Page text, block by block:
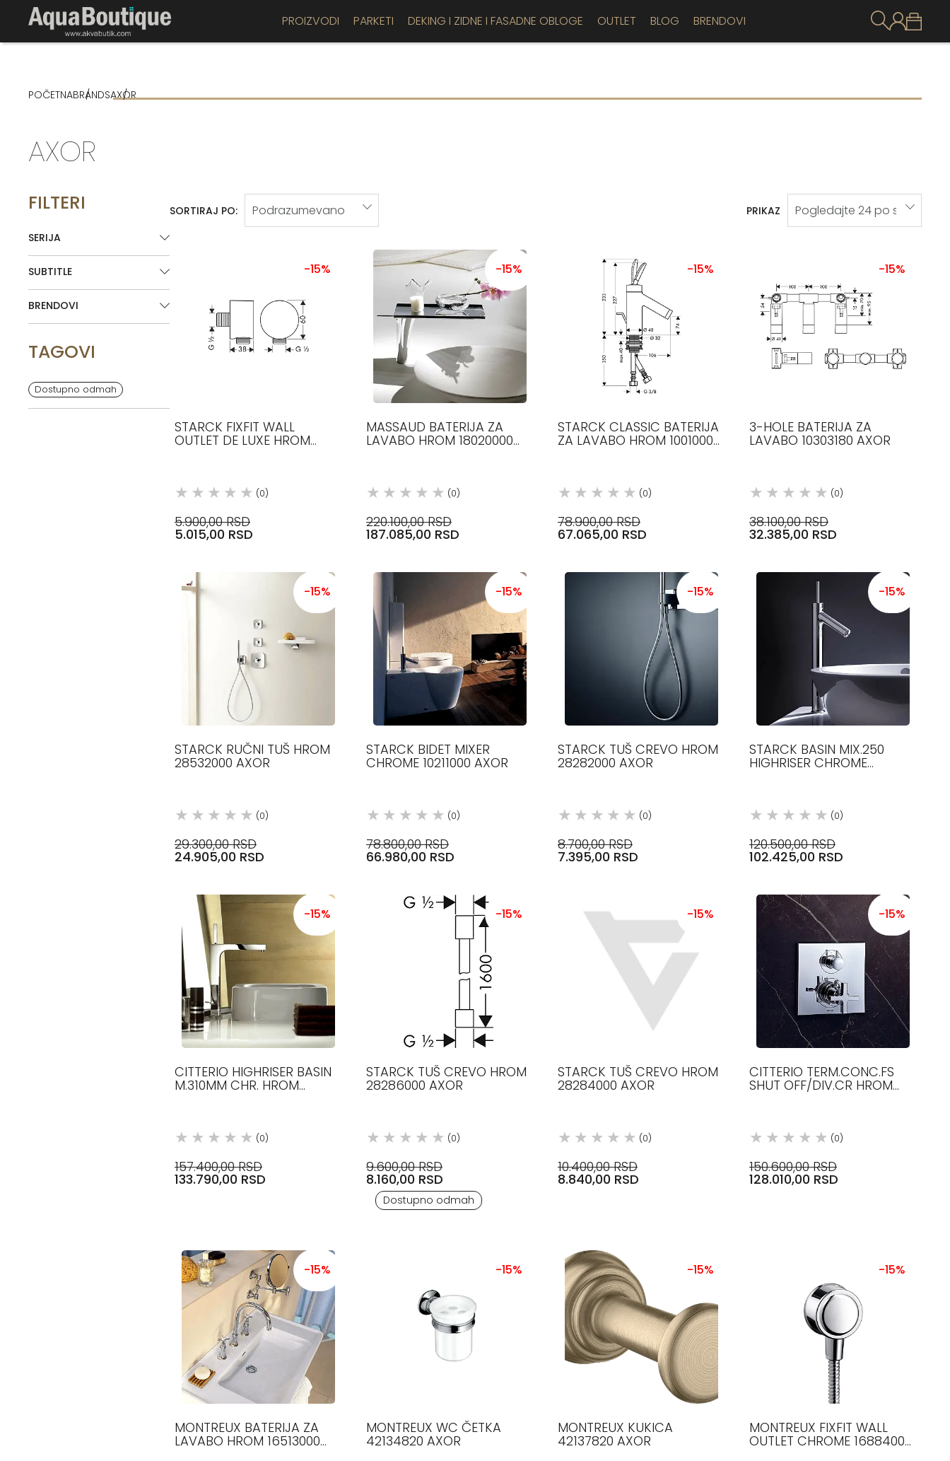
PROIZVODI PARKETI DEKING I ZIDNE I FASADNE OBLOGE OUTLET BLOG BRENDOVI
POČETNABRANDSAXOR
AXOR
FILTERI
SERIJA
SUBTITLE
BRENDOVI
TAGOVI
Dostupno odmah
SORTIRAJ PO: PRIKAZ
-15%
STARCK FIXFIT WALL
OUTLET DE LUXE HROM
(0)
5.900,00 RSD
5.015,00 RSD
-15%
MASSAUD BATERIJA ZA
LAVABO HROM 18020000
(0)
220.100,00 RSD
187.085,00 RSD
-15%
STARCK CLASSIC BATERIJA
ZA LAVABO HROM 10010000
(0)
78.900,00 RSD
67.065,00 RSD
-15%
3-HOLE BATERIJA ZA
LAVABO 10303180 AXOR
(0)
38.100,00 RSD
32.385,00 RSD
-15%
STARCK RUČNI TUŠ HROM
28532000 AXOR
(0)
29.300,00 RSD
24.905,00 RSD
-15%
STARCK BIDET MIXER
CHROME 10211000 AXOR
(0)
78.800,00 RSD
66.980,00 RSD
-15%
STARCK TUŠ CREVO HROM
28282000 AXOR
(0)
8.700,00 RSD
7.395,00 RSD
-15%
STARCK BASIN MIX.250
HIGHRISER CHROME
(0)
120.500,00 RSD
102.425,00 RSD
-15%
CITTERIO HIGHRISER BASIN
M.310MM CHR. HROM
(0)
157.400,00 RSD
133.790,00 RSD
-15%
STARCK TUŠ CREVO HROM
28286000 AXOR
(0)
9.600,00 RSD
8.160,00 RSD
Dostupno odmah
-15%
STARCK TUŠ CREVO HROM
28284000 AXOR
(0)
10.400,00 RSD
8.840,00 RSD
-15%
CITTERIO TERM.CONC.FS
SHUT OFF/DIV.CR HROM
(0)
150.600,00 RSD
128.010,00 RSD
-15%
MONTREUX BATERIJA ZA
LAVABO HROM 16513000
-15%
MONTREUX WC ČETKA
42134820 AXOR
-15%
MONTREUX KUKICA
42137820 AXOR
-15%
MONTREUX FIXFIT WALL
OUTLET CHROME 16884000